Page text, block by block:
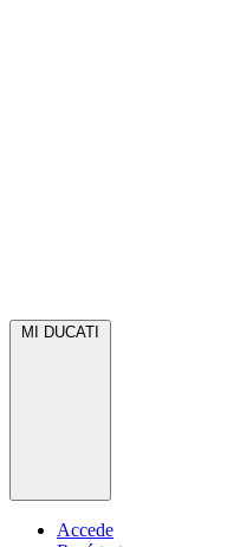
MI DUCATI
Accede